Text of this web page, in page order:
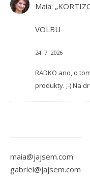
Maia:
VOLBU
24. 7. 2026
RADKO ano, o
produkty. ;-) Na
maia@jajsem.com
gabriel@jajsem.com